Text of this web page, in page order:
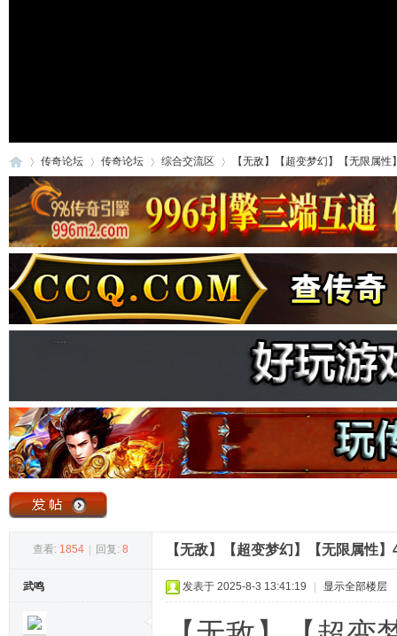
传
奇
»
传奇论坛
›
传奇论坛 综合交流区
›
【无敌】【超变梦幻】【无限属性
查看: 1854 回复: 8 【无敌】【超变梦幻】【无限属性】
武鸣 发表于 2025-8-3 13:41:19 显示全部楼层